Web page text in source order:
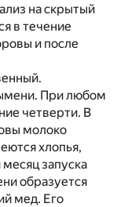
на скрытый
в течение
и после
При любом
четверти. В
молоко
хлопья,
запуска
образуется
мед. Его